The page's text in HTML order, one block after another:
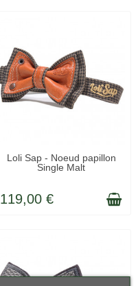
EN STOCK
Loli Sap - Noeud papillon
Single Malt
119,00 €